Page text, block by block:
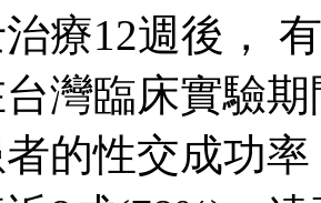
療12週後，
灣臨床實驗
的性交成功